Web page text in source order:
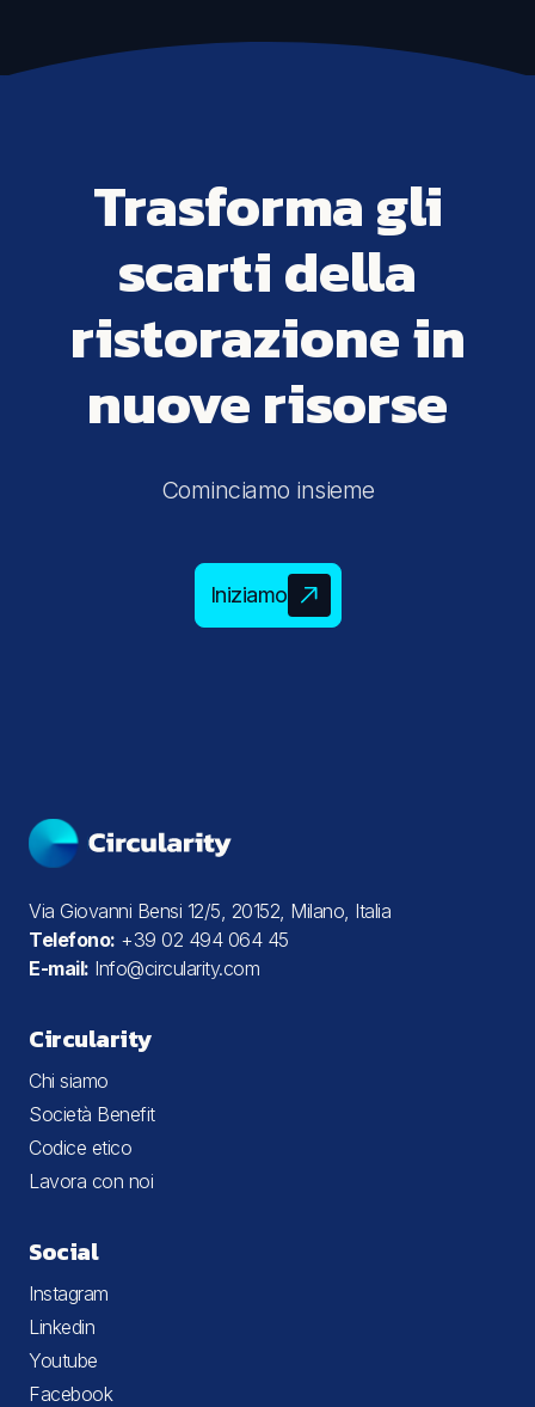
Trasforma gli
scarti della
ristorazione in
nuove risorse
Cominciamo insieme
Iniziamo
Via Giovanni Bensi 12/5, 20152, Milano, Italia
Telefono: +39 02 494 064 45
E-mail: Info@circularity.com
Circularity
Chi siamo
Società Benefit
Codice etico
Lavora con noi
Social
Instagram
Linkedin
Youtube
Facebook